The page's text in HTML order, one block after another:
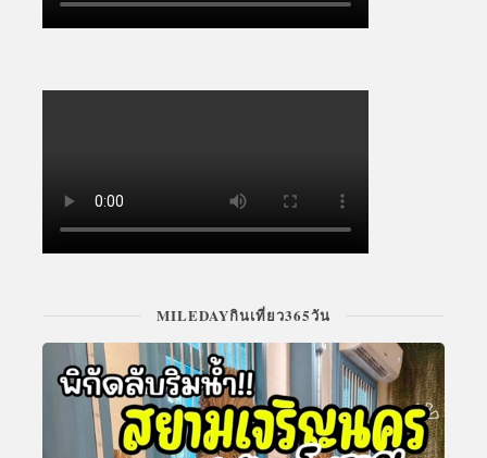
MILEDAYกินเที่ยว365วัน